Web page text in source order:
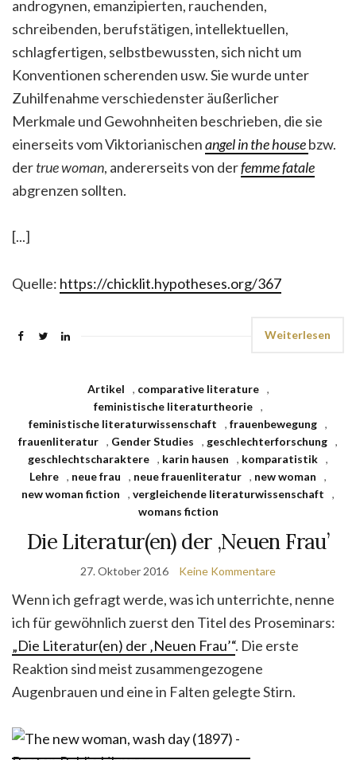
androgynen, emanzipierten, rauchenden,
schreibenden, berufstätigen, intellektuellen,
schlagfertigen, selbstbewussten, sich nicht um
Konventionen scherenden usw. Sie wurde unter
Zuhilfenahme verschiedenster äußerlicher
Merkmale und Gewohnheiten beschrieben, die sie
einerseits vom Viktorianischenangel in the housebzw.
dertrue woman, andererseits von derfemme fatale
abgrenzen sollten.
[...]
Quelle: https://chicklit.hypotheses.org/367
Weiterlesen
Artikel , comparative literature
,
feministische literaturtheorie
,
feministische literaturwissenschaft
, frauenbewegung ,
frauenliteratur , Gender Studies , geschlechterforschung ,
geschlechtscharaktere , karin hausen , komparatistik ,
Lehre , neue frau , neue frauenliteratur , new woman
,
new woman fiction
, vergleichende literaturwissenschaft
,
womans fiction
Die Literatur(en) der ‚Neuen Frau’
27. Oktober 2016 Keine Kommentare
Wenn ich gefragt werde, was ich unterrichte, nenne
ich für gewöhnlich zuerst den Titel des Proseminars:
„Die Literatur(en) der ‚Neuen Frau’“. Die erste
Reaktion sind meist zusammengezogene
Augenbrauen und eine in Falten gelegte Stirn.